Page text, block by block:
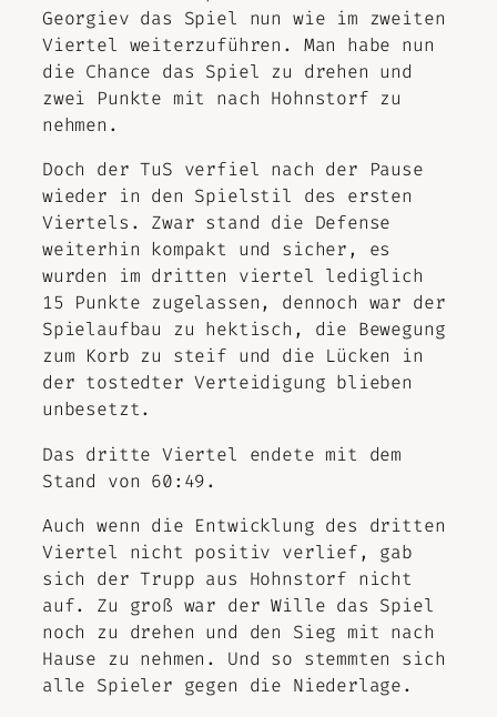
Georgiev das Spiel nun wie im zweiten
Viertel weiterzuführen. Man habe nun
die Chance das Spiel zu drehen und
zwei Punkte mit nach Hohnstorf zu
nehmen.
Doch der TuS verfiel nach der Pause
wieder in den Spielstil des ersten
Viertels. Zwar stand die Defense
weiterhin kompakt und sicher, es
wurden im dritten viertel lediglich
15 Punkte zugelassen, dennoch war der
Spielaufbau zu hektisch, die Bewegung
zum Korb zu steif und die Lücken in
der tostedter Verteidigung blieben
unbesetzt.
Das dritte Viertel endete mit dem
Stand von 60:49.
Auch wenn die Entwicklung des dritten
Viertel nicht positiv verlief, gab
sich der Trupp aus Hohnstorf nicht
auf. Zu groß war der Wille das Spiel
noch zu drehen und den Sieg mit nach
Hause zu nehmen. Und so stemmten sich
alle Spieler gegen die Niederlage.